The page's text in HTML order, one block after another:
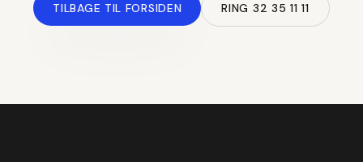
TILBAGE TIL FORSIDEN RING 32 35 11 11